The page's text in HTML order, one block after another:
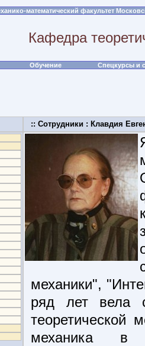
математический факультет
Кафедра
Обучение Спецкурсы и
:: Сотрудники : Клавдия
механики",
ряд лет вела
теоретической
механика в